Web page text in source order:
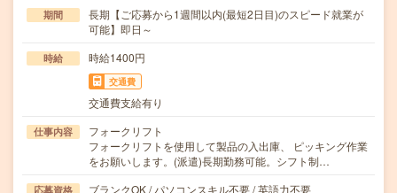
期間
長期【ご応募から1週間以内(最短2日目)のスピード就業が
可能】即日～
時給 時給1400円
交通費
交通費支給有り
仕事内容
フォークリフト
フォークリフトを使用して製品の入出庫、 ピッキング作業
をお願いします。(派遣)長期勤務可能。シフト制…
応募資格
ブランクOK / パソコンスキル不要 / 英語力不要